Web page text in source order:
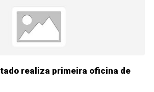
realiza primeira oficina de